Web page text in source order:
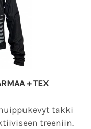
+ TEX
takki
treeniin.